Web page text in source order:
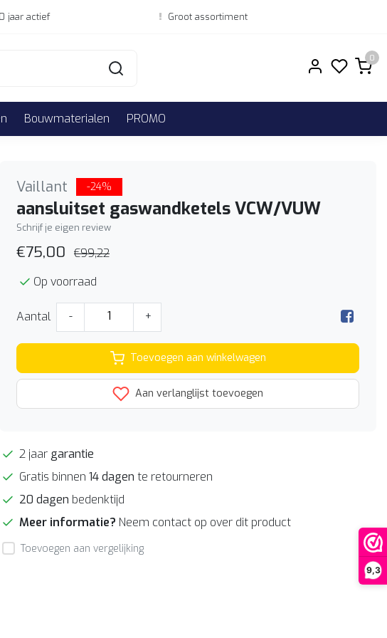
9,3
jaar actief Groot assortiment
0
Bouwmaterialen PROMO
Vaillant -24%
aansluitset gaswandketels VCW/VUW
Schrijf je eigen review
€75,00
€99,22
Op voorraad
Aantal - +
Toevoegen aan winkelwagen
Aan verlanglijst toevoegen
2 jaar garantie
Gratis binnen 14 dagen te retourneren
20 dagen bedenktijd
Meer informatie? Neem contact op over dit product
Toevoegen aan vergelijking